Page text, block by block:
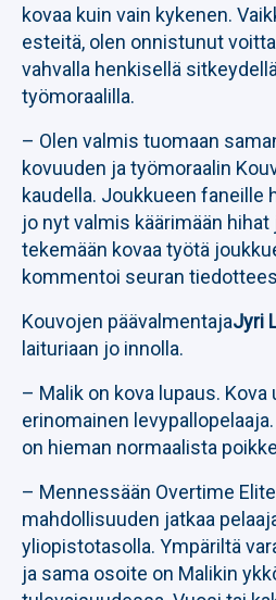
kovaa kuin vain kykenen.
esteitä, olen onnistunut
vahvalla henkisellä
työmoraalilla.
– Olen valmis tuomaan
kovuuden ja työmoraalin
kaudella. Joukkueen faneille
jo nyt valmis käärimään hihat
tekemään kovaa työtä
kommentoi seuran
Kouvojen päävalmentajaJyri
laituriaan jo innolla.
– Malik on kova lupaus.
erinomainen
on hieman normaalista
– Mennessään Overtime
mahdollisuuden jatkaa
yliopistotasolla. Ympäriltä
ja sama osoite on Malikin